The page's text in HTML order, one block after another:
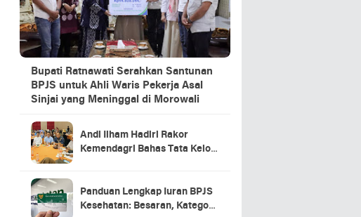
Bupati Ratnawati Serahkan Santunan
BPJS untuk Ahli Waris Pekerja Asal
Sinjai yang Meninggal di Morowali
Andi Ilham Hadiri Rakor
Kemendagri Bahas Tata Kelola
Panduan Lengkap Iuran BPJS
Kesehatan: Besaran, Kategori